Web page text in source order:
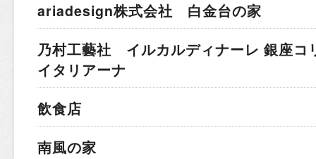
ariadesign株式会社 白金台の家
乃村工藝社 イルカルディナーレ 銀座
イタリアーナ
飲食店
南風の家